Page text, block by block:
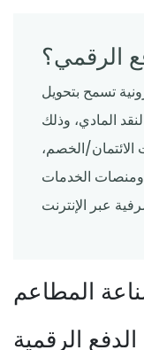
الرقمي؟
تسمح بتحويل
المادي، وذلك
الخصم،
ومنصات الخدمات
المطاعم
الرقمية